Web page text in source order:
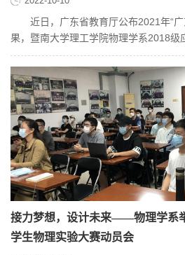
近日，广东省教育厅公布2021年“
果，暨南大学理工学院物理学系2018级
获得2021年“广东大学生年度...
接力梦想，设计未来——物理学系
学生物理实验大赛动员会